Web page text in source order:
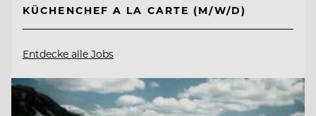
KÜCHENCHEF A LA CARTE (M/W/D)
Entdecke alle Jobs